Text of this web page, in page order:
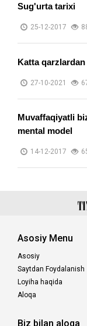
Sug'urta tarixi
25-12-2017
​Katta
27-10-2021
Muvaffaqiyatli
mental model
14-12-2017
Asosiy Menu
Asosiy
Saytdan Foydalanish
Loyiha haqida
Aloqa
Biz bilan aloqa